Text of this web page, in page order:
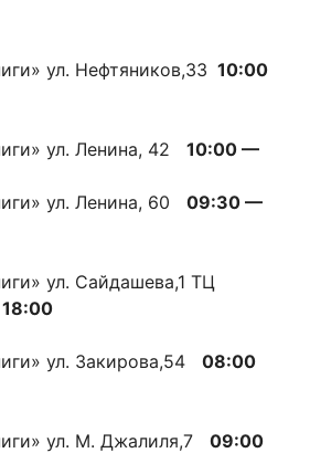
ул. Нефтяников,33 10:00
ул. Ленина, 42 10:00 —
ул. Ленина, 60 09:30 —
ул. Сайдашева,1 ТЦ
ул. Закирова,54 08:00
ул. М. Джалиля,7 09:00